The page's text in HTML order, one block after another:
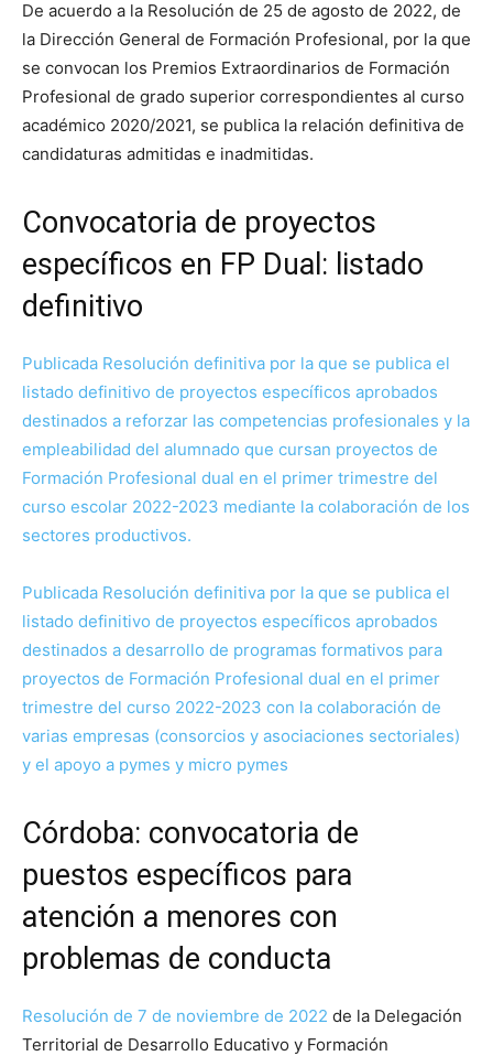
De acuerdo a la Resolución de 25 de agosto de 2022, de
la Dirección General de Formación Profesional, por la que
se convocan los Premios Extraordinarios de Formación
Profesional de grado superior correspondientes al curso
académico 2020/2021, se publica la relación definitiva de
candidaturas admitidas e inadmitidas.
Convocatoria de proyectos
específicos en FP Dual: listado
definitivo
Publicada Resolución definitiva por la que se publica el
listado definitivo de proyectos específicos aprobados
destinados a reforzar las competencias profesionales y la
empleabilidad del alumnado que cursan proyectos de
Formación Profesional dual en el primer trimestre del
curso escolar 2022-2023 mediante la colaboración de los
sectores productivos.
Publicada Resolución definitiva por la que se publica el
listado definitivo de proyectos específicos aprobados
destinados a desarrollo de programas formativos para
proyectos de Formación Profesional dual en el primer
trimestre del curso 2022-2023 con la colaboración de
varias empresas (consorcios y asociaciones sectoriales)
y el apoyo a pymes y micro pymes
Córdoba: convocatoria de
puestos específicos para
atención a menores con
problemas de conducta
Resolución de 7 de noviembre de 2022 de la Delegación
Territorial de Desarrollo Educativo y Formación